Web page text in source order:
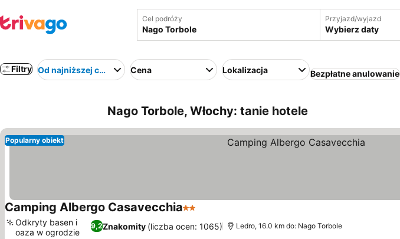
Cel podróży Przyjazd/wyjazd
Wybierz daty
Filtry Od najniższej ceny Cena Lokalizacja Bezpłatne anulowanie
Nago Torbole, Włochy: tanie hotele
Popularny obiekt
Camping Albergo Casavecchia2 Kategoria
9,2Znakomity (liczba ocen: 1065)
Odkryty basen i
oaza w ogrodzie
Ledro, 16.0 km do: Nago Torbole